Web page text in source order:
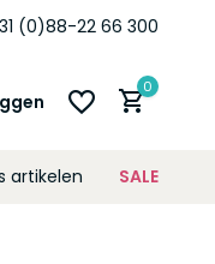
(0)88-22 66 300
0
artikelen SALE